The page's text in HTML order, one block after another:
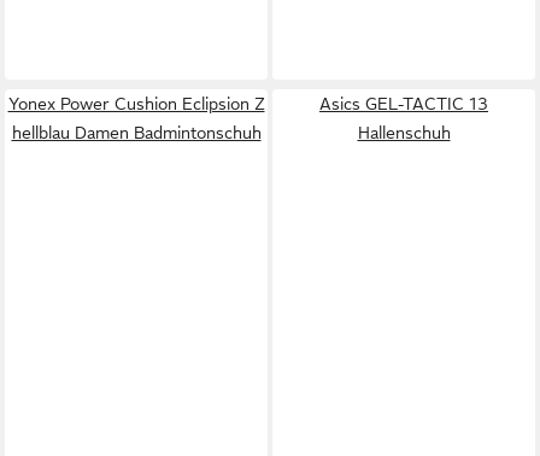
Yonex Power Cushion Eclipsion Z
hellblau Damen Badmintonschuh
Asics GEL-TACTIC 13
Hallenschuh